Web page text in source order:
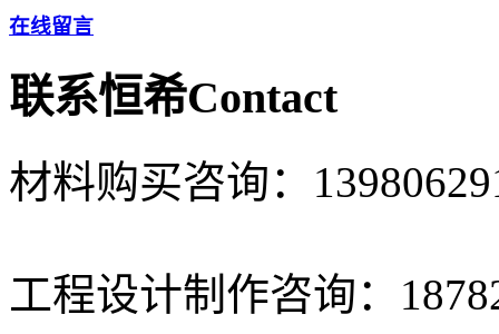
在线留言
联系恒希Contact
材料购买咨询：
工程设计制作咨询：